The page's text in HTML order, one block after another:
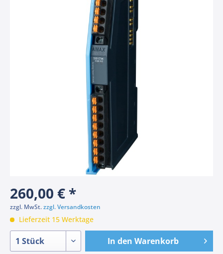
260,00 € *
zzgl. MwSt.zzgl. Versandkosten
Lieferzeit 15 Werktage
In den Warenkorb